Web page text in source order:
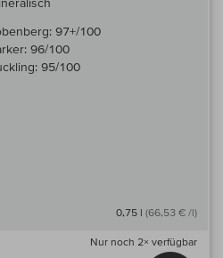
97+/100
96/100
95/100
0,75 l (66,53 € /l)
Nur noch 2× verfügbar